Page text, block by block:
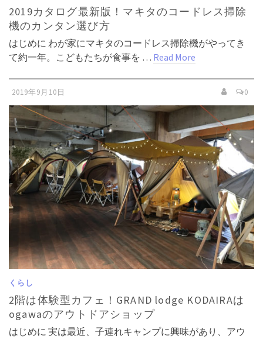
2019カタログ最新版！マキタのコードレス掃除
機のカンタン選び方
はじめに わが家にマキタのコードレス掃除機がやってき
て約一年。こどもたちが食事を … Read More
2019年9月10日 0
くらし
2階は体験型カフェ！GRAND lodge KODAIRAは
ogawaのアウトドアショップ
はじめに 実は最近、子連れキャンプに興味があり、アウ